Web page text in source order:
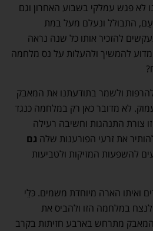
לא פגש עמלקי בשבוע האחרון וגם
התבולל ונעלם מעל במת
להזכיר אותו כל שנה נראה
להמשיך ולהעלות על נס מלחמה
ולשמר בתודעתנו את המאבק
לא מדובר כאן רק במלחמה כנגד
צורת התנהגות וחשיבה רעילה
את זרעי הפורענות שלה גם
להשפעות המזיקות ולטביעות
ואיתו הארה מיוחדת משמים. כּלֵי
במלחמה הזו ולהביס את
מתרחש בארבע חזיתות בקרב